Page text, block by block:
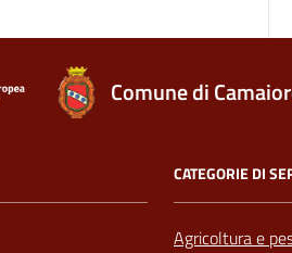
Comune di
CATEGORIE DI
Agricoltura e